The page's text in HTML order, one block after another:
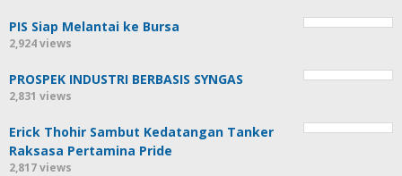
PIS Siap Melantai ke Bursa
2,924 views
PROSPEK INDUSTRI BERBASIS SYNGAS
2,831 views
Erick Thohir Sambut Kedatangan Tanker
Raksasa Pertamina Pride
2,817 views